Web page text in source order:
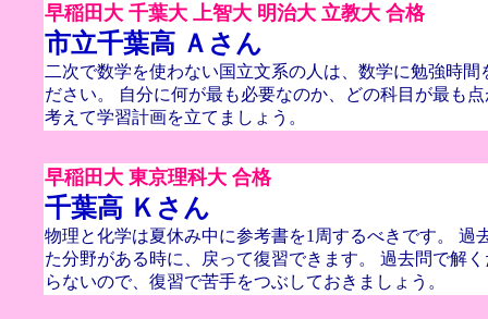
早稲田大 千葉大 上智大 明治大 立教大 合格
市立千葉高 Ａさん
二次で数学を使わない国立文系の人は、数学に勉強時間
ださい。 自分に何が最も必要なのか、どの科目が最も
考えて学習計画を立てましょう。
早稲田大 東京理科大 合格
千葉高 Ｋさん
物理と化学は夏休み中に参考書を1周するべきです。 過
た分野がある時に、戻って復習できます。 過去問で解
らないので、復習で苦手をつぶしておきましょう。